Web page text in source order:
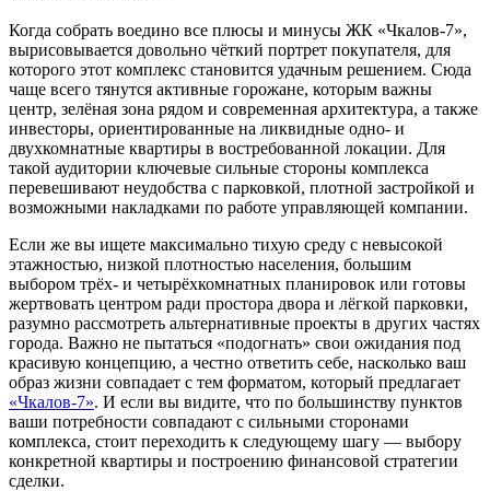
Когда собрать воедино все плюсы и минусы ЖК «Чкалов-7»,
вырисовывается довольно чёткий портрет покупателя, для
которого этот комплекс становится удачным решением. Сюда
чаще всего тянутся активные горожане, которым важны
центр, зелёная зона рядом и современная архитектура, а также
инвесторы, ориентированные на ликвидные одно- и
двухкомнатные квартиры в востребованной локации. Для
такой аудитории ключевые сильные стороны комплекса
перевешивают неудобства с парковкой, плотной застройкой и
возможными накладками по работе управляющей компании.
Если же вы ищете максимально тихую среду с невысокой
этажностью, низкой плотностью населения, большим
выбором трёх- и четырёхкомнатных планировок или готовы
жертвовать центром ради простора двора и лёгкой парковки,
разумно рассмотреть альтернативные проекты в других частях
города. Важно не пытаться «подогнать» свои ожидания под
красивую концепцию, а честно ответить себе, насколько ваш
образ жизни совпадает с тем форматом, который предлагает
«Чкалов-7». И если вы видите, что по большинству пунктов
ваши потребности совпадают с сильными сторонами
комплекса, стоит переходить к следующему шагу — выбору
конкретной квартиры и построению финансовой стратегии
сделки.